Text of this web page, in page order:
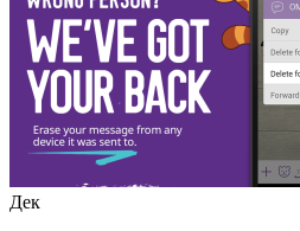
Дек